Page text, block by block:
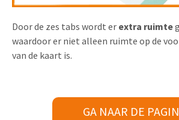
Door de zes tabs wordt er extra ruimte
waardoor er niet alleen ruimte op de
van de kaart is.
GA NAAR DE